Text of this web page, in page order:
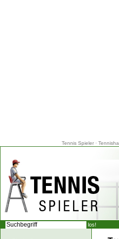
Tennis Spieler·
los!